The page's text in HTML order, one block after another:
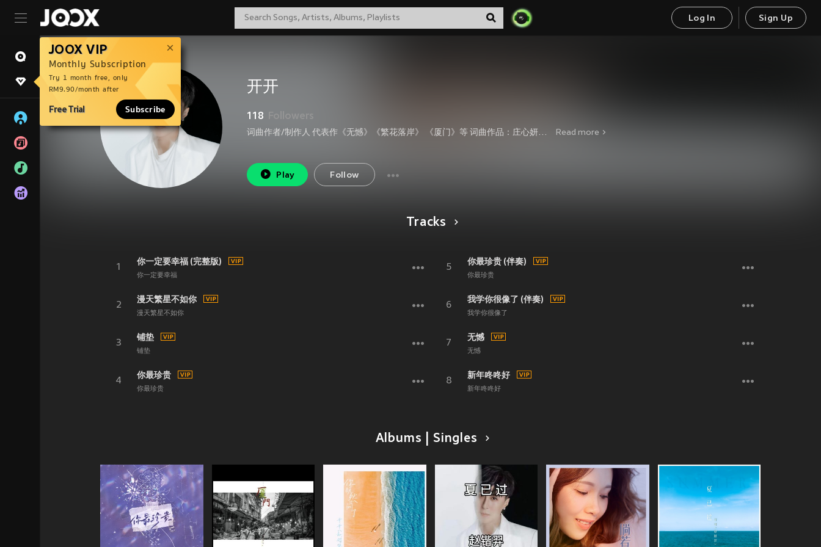
Log In Sign Up
JOOX VIP
Monthly Subscription
Try 1 month free, only
RM9.90/month after
Free Trial Subscribe
开开
118
词曲作者/制作人 代表作《无憾》《繁花落岸》 《厦门》等 词曲作品：庄心妍《好在》李行亮《寂寞软沙发》 胡杨林《如果不能结婚》冯提莫《三局两胜》《摩托》 李佩玲《左肩》王贰浪《盔甲》金莎《快谈恋爱》 彭十六《柠檬街》王北车《消失的话题》 Read more
Play Follow
Tracks
1
你一定要幸福 (完整版)
你一定要幸福
2
漫天繁星不如你
漫天繁星不如你
3
铺垫
铺垫
4
你最珍贵
你最珍贵
5
你最珍贵 (伴奏)
你最珍贵
6
我学你很像了 (伴奏)
我学你很像了
7
无憾
无憾
8
新年咚咚好
新年咚咚好
Albums | Singles